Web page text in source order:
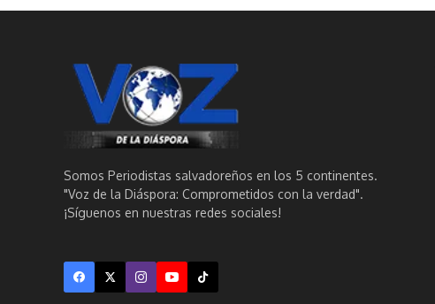
Somos Periodistas salvadoreños en los 5 continentes.
"Voz de la Diáspora: Comprometidos con la verdad".
¡Síguenos en nuestras redes sociales!